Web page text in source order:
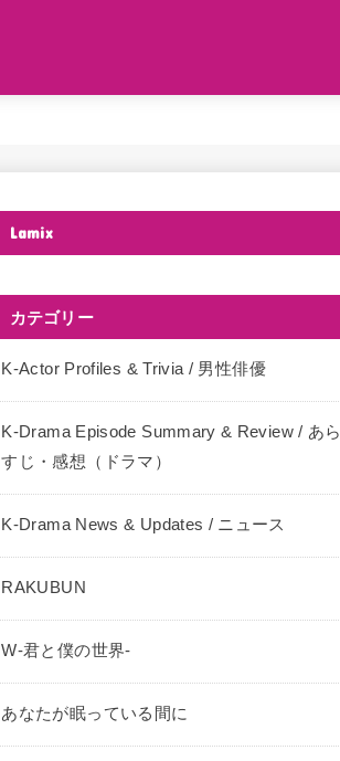
Lamix
カテゴリー
K-Actor Profiles & Trivia / 男性俳優
K-Drama Episode Summary & Review / あら
すじ・感想（ドラマ）
K-Drama News & Updates / ニュース
RAKUBUN
W-君と僕の世界-
あなたが眠っている間に